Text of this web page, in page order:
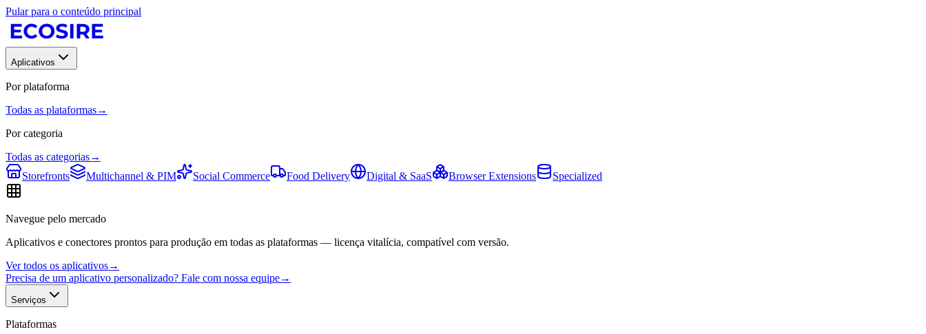
Pular para o conteúdo principal
Aplicativos
Por plataforma
Todas as plataformas→
Por categoria
Todas as categorias→
Storefronts
Multichannel & PIM Social Commerce Food Delivery Digital & SaaS Browser Extensions Specialized
Navegue pelo mercado
Aplicativos e conectores prontos para produção em todas as plataformas — licença vitalícia, compatível com versão.
Ver todos os aplicativos→
Precisa de um aplicativo personalizado? Fale com nossa equipe→
Serviços
Plataformas